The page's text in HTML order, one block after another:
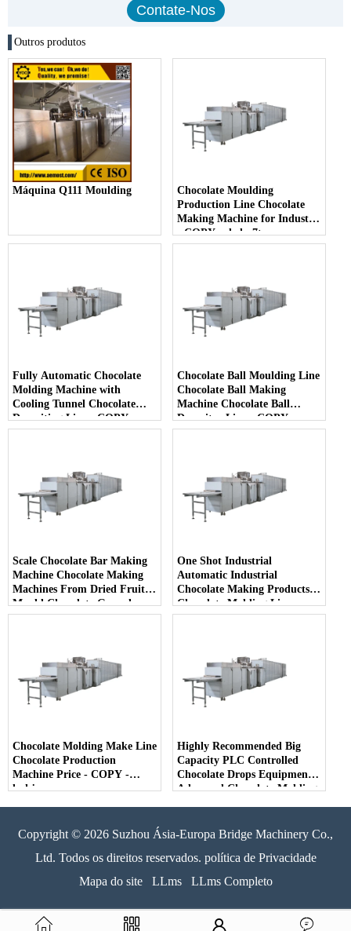
Outros produtos
Máquina Q111 Moulding
Chocolate Moulding
Production Line Chocolate
Making Machine for Industry
- COPY - dwkp7t
Fully Automatic Chocolate
Molding Machine with
Cooling Tunnel Chocolate
Depositing Line - COPY -
kw77bf
Chocolate Ball Moulding Line
Chocolate Ball Making
Machine Chocolate Ball
Depositor Line - COPY -
v7bll4
Scale Chocolate Bar Making
Machine Chocolate Making
Machines From Dried Fruits
Mould Chocolate Granules
Making Machine - COPY -
One Shot Industrial
Automatic Industrial
Chocolate Making Products
Chocolate Molding Line -
COPY - qd9iwq
Chocolate Molding Make Line
Chocolate Production
Machine Price - COPY -
kukjpa
Highly Recommended Big
Capacity PLC Controlled
Chocolate Drops Equipment
Advanced Chocolate Molding
Copyright © 2026 Suzhou Ásia-Europa Bridge Machinery Co.,
Ltd. Todos os direitos reservados. política de Privacidade
Mapa do site
LLms LLms Completo